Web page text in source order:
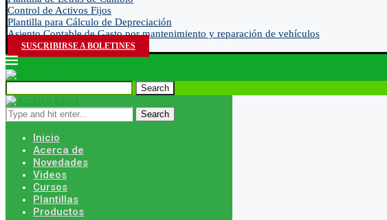
Control de Activos Fijos
Plantilla para Cálculo de Depreciación
Asiento Contable de Gasto por mantenimiento y reparación de vehículos
SUSCRIBIRSE A BOLETINES
Search
Search
Inicio
Acerca de
Novedades
Videos
Cursos
Plantillas
Productos